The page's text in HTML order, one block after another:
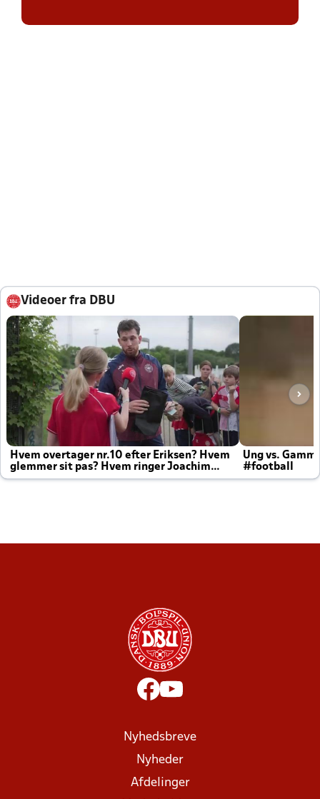
Videoer fra DBU
Hvem overtager nr.10 efter Eriksen? Hvem
glemmer sit pas? Hvem ringer Joachim
altid til efter kampe?
Ung vs.
#football
Nyhedsbreve
Nyheder
Afdelinger